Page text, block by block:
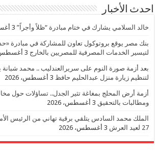
احدث الأخبار
خالد السلامي يشارك في ختام مبادرة “ظلاً وأجراً” 3 أغسطس، 2026
بنك مصر يوقع بروتوكول تعاون للمشاركة في مبادرة
لتيسير الخدمات المصرفية للمصريين بالخارج 3 أغسطس، 2026
بعد أزمة صورة النوم على سريرالعندليب .. محمد
لتنظيم زيارة منزل عبدالحليم حافظ 3 أغسطس، 2026
أزمة أرض المحلج بمغاغة تثير الجدل.. تساؤلات حول
ومطالبات بالتحقيق 3 أغسطس، 2026
الملك محمد السادس يتلقي برقية تهاني من الرئيس
27 لعيد العرش
3 أغسطس، 2026